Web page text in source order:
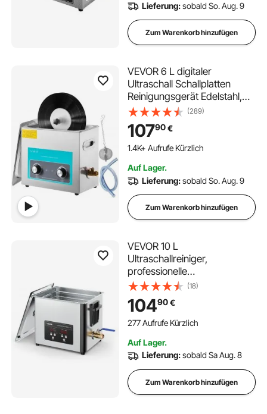
Lieferung:sobald So. Aug. 9
Zum Warenkorb hinzufügen
VEVOR 6 L digitaler
Ultraschall Schallplatten
Reinigungsgerät Edelstahl,
33 x 18 x 28,5 cm
Ultraschallreinigungsgerät
Ultraschallreiniger
Ultraschallgerät Heizung
(289)
10790€
1.4K+ Aufrufe Kürzlich
Auf Lager.
Lieferung:sobald So. Aug. 9
Zum Warenkorb hinzufügen
VEVOR 10 L
Ultraschallreiniger,
professionelle
Ultraschallreinigungsmaschin
e mit Reinigungskorb &
Digitalanzeige, 180 W
Edelstahl 40 kHz Industrielle
Vergaser Instrumente
(18)
10490€
277 Aufrufe Kürzlich
Auf Lager.
Lieferung:sobald Sa Aug. 8
Zum Warenkorb hinzufügen